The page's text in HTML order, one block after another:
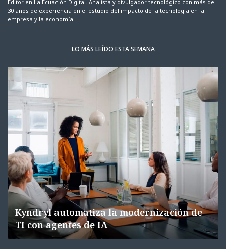
Editor en La Ecuación Digital. Analista y divulgador tecnológico con más de
30 años de experiencia en el estudio del impacto de la tecnología en la
empresa y la economía.
LO MÁS LEÍDO ESTA SEMANA
Kyndryl automatiza la modernización de
TI con agentes de IA